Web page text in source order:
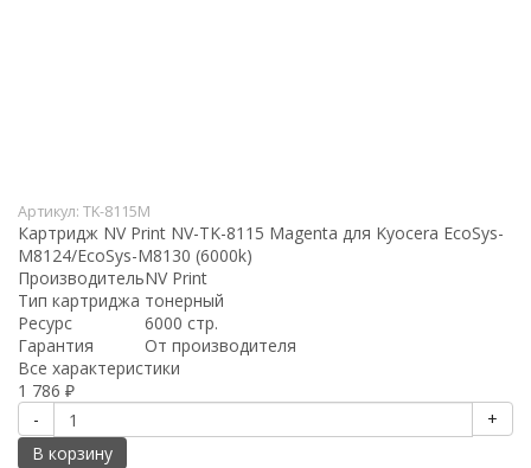
Артикул: TK-8115M
Картридж NV Print NV-TK-8115 Magenta для Kyocera EcoSys-
M8124/EcoSys-M8130 (6000k)
ПроизводительNV Print
Тип картриджа тонерный
Ресурс
6000 стр.
Гарантия
От производителя
Все характеристики
1 786 ₽
-
+
В корзину